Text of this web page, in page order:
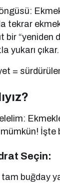
tekrar
bir “yeniden
yukarı çıkar.
=
İşte
Seçin:
tam buğday